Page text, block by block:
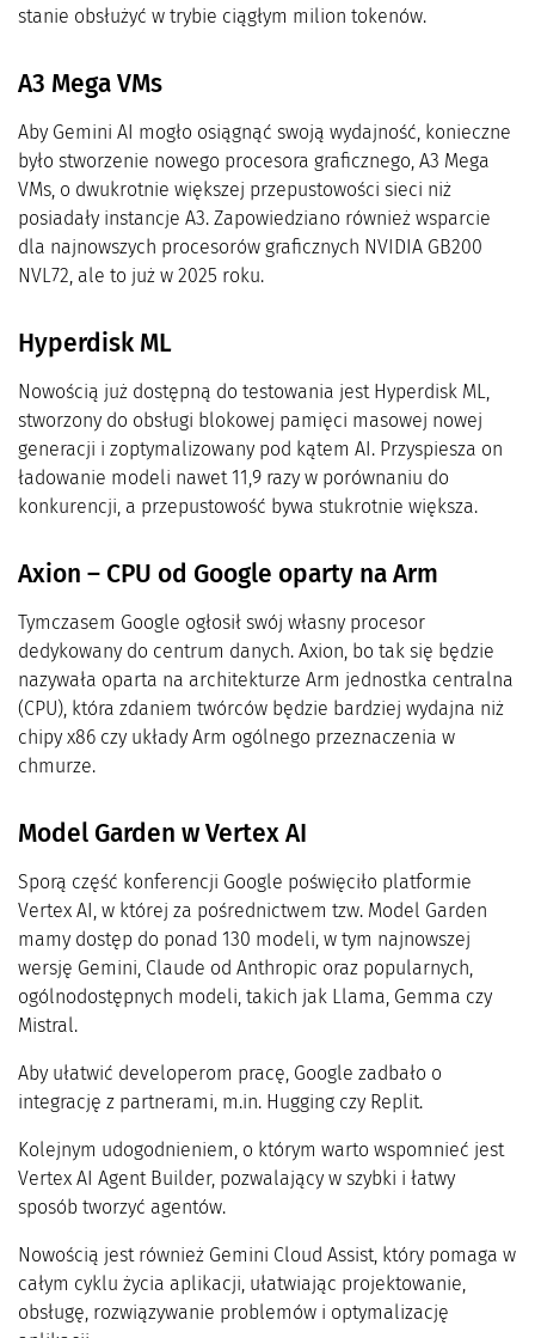
stanie obsłużyć w trybie ciągłym milion tokenów.
A3 Mega VMs
Aby Gemini AI mogło osiągnąć swoją wydajność, konieczne
było stworzenie nowego procesora graficznego, A3 Mega
VMs, o dwukrotnie większej przepustowości sieci niż
posiadały instancje A3. Zapowiedziano również wsparcie
dla najnowszych procesorów graficznych NVIDIA GB200
NVL72, ale to już w 2025 roku.
Hyperdisk ML
Nowością już dostępną do testowania jest Hyperdisk ML,
stworzony do obsługi blokowej pamięci masowej nowej
generacji i zoptymalizowany pod kątem AI. Przyspiesza on
ładowanie modeli nawet 11,9 razy w porównaniu do
konkurencji, a przepustowość bywa stukrotnie większa.
Axion – CPU od Google oparty na Arm
Tymczasem Google ogłosił swój własny procesor
dedykowany do centrum danych. Axion, bo tak się będzie
nazywała oparta na architekturze Arm jednostka centralna
(CPU), która zdaniem twórców będzie bardziej wydajna niż
chipy x86 czy układy Arm ogólnego przeznaczenia w
chmurze.
Model Garden w Vertex AI
Sporą część konferencji Google poświęciło platformie
Vertex AI, w której za pośrednictwem tzw. Model Garden
mamy dostęp do ponad 130 modeli, w tym najnowszej
wersję Gemini, Claude od Anthropic oraz popularnych,
ogólnodostępnych modeli, takich jak Llama, Gemma czy
Mistral.
Aby ułatwić developerom pracę, Google zadbało o
integrację z partnerami, m.in. Hugging czy Replit.
Kolejnym udogodnieniem, o którym warto wspomnieć jest
Vertex AI Agent Builder, pozwalający w szybki i łatwy
sposób tworzyć agentów.
Nowością jest również Gemini Cloud Assist, który pomaga w
całym cyklu życia aplikacji, ułatwiając projektowanie,
obsługę, rozwiązywanie problemów i optymalizację